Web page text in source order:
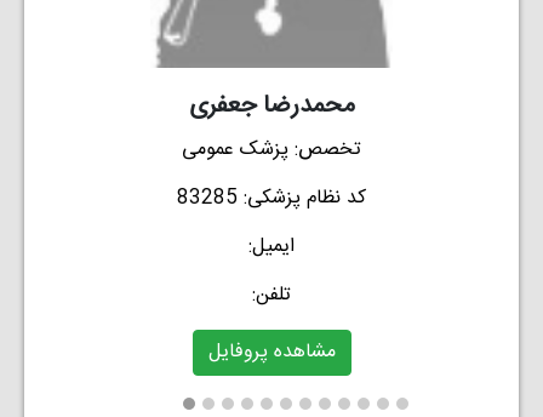
محمدرضا جعفری
تخصص:پزشک عمومی
کد نظام پزشکی:83285
ایمیل:
تلفن:
مشاهده پروفایل